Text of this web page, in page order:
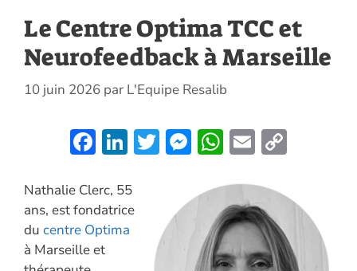
Le Centre Optima TCC et
Neurofeedback à Marseille
10 juin 2026 par L'Equipe Resalib
F
e
b
o
Li
e
T
er
M
se
g
W
at
s
A
E
ai
l
p
y
Li
Nathalie Clerc, 55
ans, est fondatrice
du centre Optima
à Marseille et